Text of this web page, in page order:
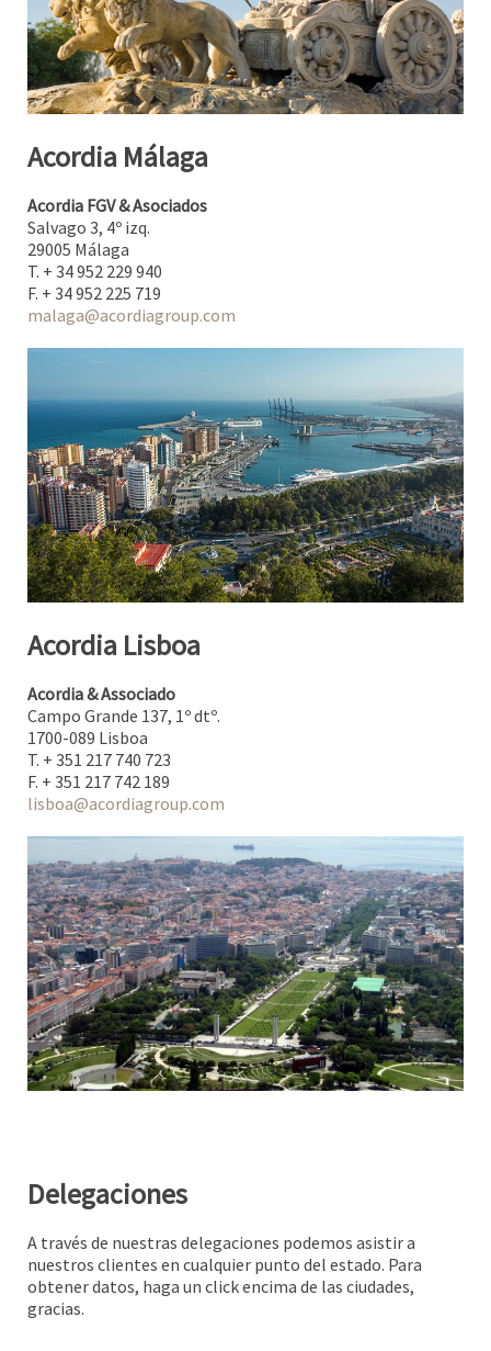
Acordia Málaga
Acordia FGV & Asociados
Salvago 3, 4º izq.
29005 Málaga
T. + 34 952 229 940
F. + 34 952 225 719
malaga@acordiagroup.com
Acordia Lisboa
Acordia & Associado
Campo Grande 137, 1º dtº.
1700-089 Lisboa
T. + 351 217 740 723
F. + 351 217 742 189
lisboa@acordiagroup.com
Delegaciones
A través de nuestras delegaciones podemos asistir a
nuestros clientes en cualquier punto del estado. Para
obtener datos, haga un click encima de las ciudades,
gracias.